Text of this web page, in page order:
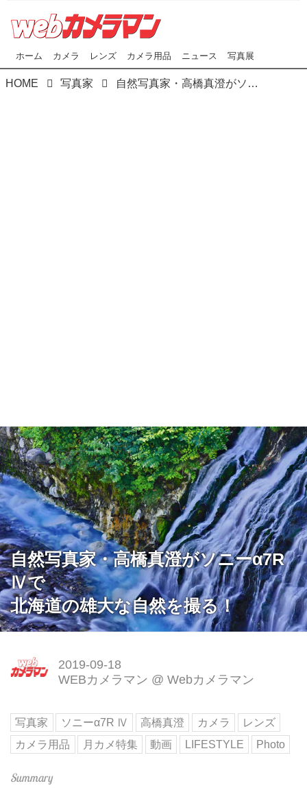
ホーム カメラ レンズ カメラ用品 ニュース 写真展
HOME 写真家 自然写真家・高橋真澄がソニーα7R Ⅳで 北海道の雄大な自然を撮る！
自然写真家・高橋真澄がソニーα7R
Ⅳで
北海道の雄大な自然を撮る！
2019-09-18
WEBカメラマン @ Webカメラマン
写真家 ソニーα7R Ⅳ 高橋真澄 カメラ
レンズ
カメラ用品
月カメ特集 動画 LIFESTYLE Photo